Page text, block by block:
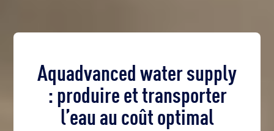
Aquadvanced water supply
: produire et transporter
l’eau au coût optimal